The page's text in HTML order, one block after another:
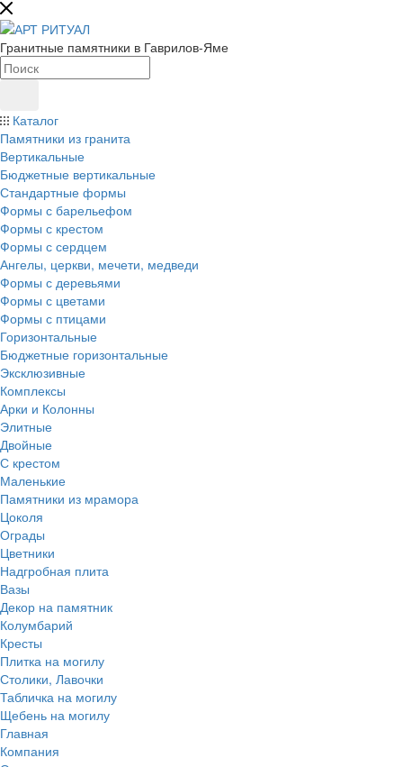
Гранитные памятники в Гаврилов-Яме
Каталог
Памятники из гранита
Вертикальные
Бюджетные вертикальные
Стандартные формы
Формы с барельефом
Формы с крестом
Формы с сердцем
Ангелы, церкви, мечети, медведи
Формы с деревьями
Формы с цветами
Формы с птицами
Горизонтальные
Бюджетные горизонтальные
Эксклюзивные
Комплексы
Арки и Колонны
Элитные
Двойные
С крестом
Маленькие
Памятники из мрамора
Цоколя
Ограды
Цветники
Надгробная плита
Вазы
Декор на памятник
Колумбарий
Кресты
Плитка на могилу
Столики, Лавочки
Табличка на могилу
Щебень на могилу
Главная
Компания